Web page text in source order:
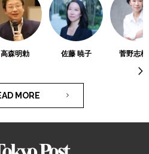
高森明勅 佐藤 暁子 菅野志
MORE